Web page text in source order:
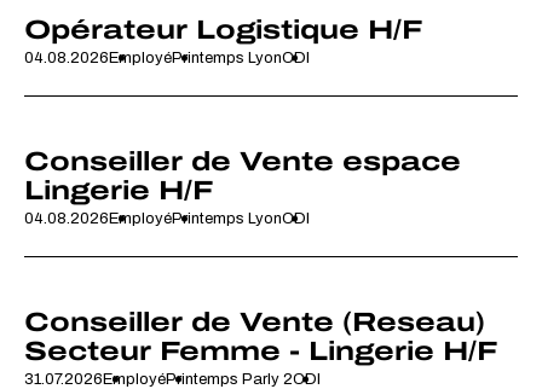
Opérateur Logistique H/F
04.08.2026EmployéPrintemps LyonCDI
Conseiller de Vente espace
Lingerie H/F
04.08.2026EmployéPrintemps LyonCDI
Conseiller de Vente (Reseau)
Secteur Femme - Lingerie H/F
31.07.2026EmployéPrintemps Parly 2CDI